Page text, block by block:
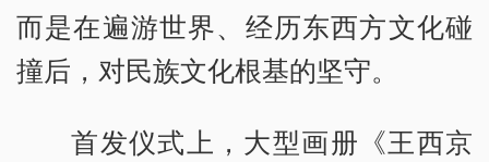
而是在遍游世界、经历东西方文化碰
撞后，对民族文化根基的坚守。
首发仪式上，大型画册《王西京